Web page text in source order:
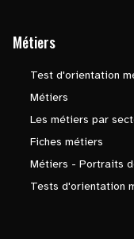
Métiers
Test d'orientation
Métiers
Les métiers par
Fiches métiers
Métiers - Portraits
Tests d'orientation